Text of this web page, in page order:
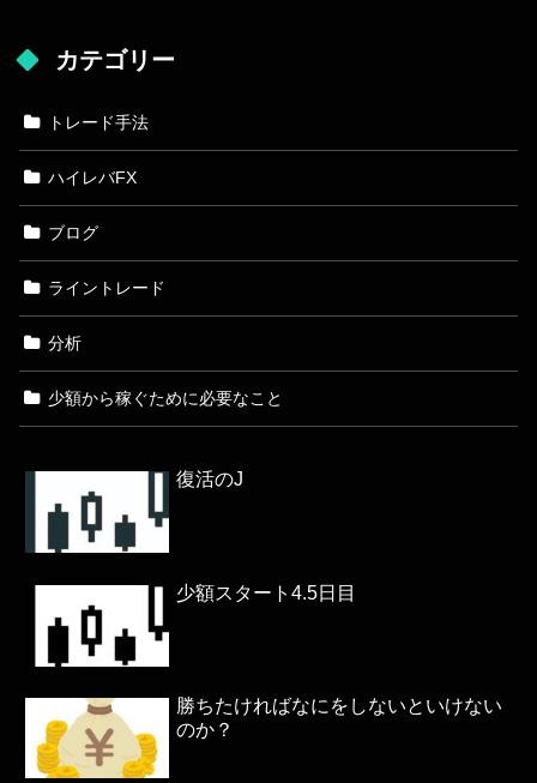
カテゴリー
トレード手法
ハイレバFX
ブログ
ライントレード
分析
少額から稼ぐために必要なこと
復活のJ
少額スタート4.5日目
勝ちたければなにをしないといけない
のか？